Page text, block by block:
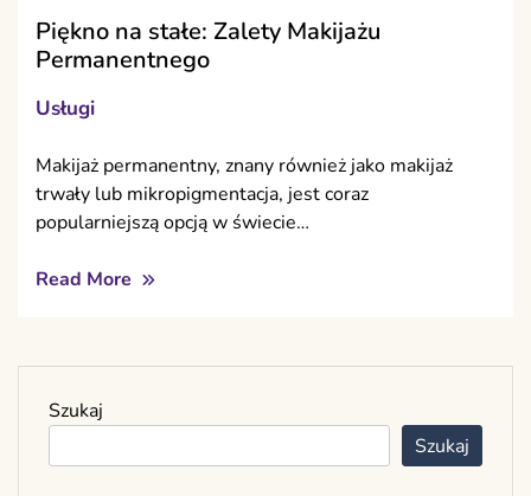
Piękno na stałe: Zalety Makijażu
Permanentnego
Usługi
Makijaż permanentny, znany również jako makijaż
trwały lub mikropigmentacja, jest coraz
popularniejszą opcją w świecie…
Read More
Szukaj
Szukaj